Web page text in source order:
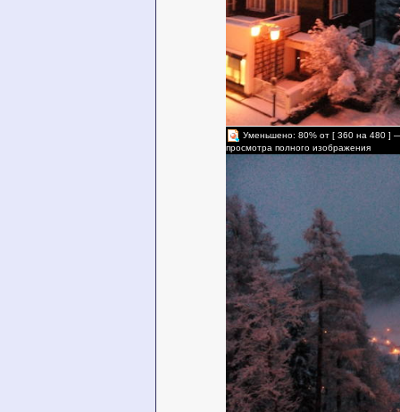
Уменьшено: 80% от [ 360 на 480 ]
просмотра полного изображения